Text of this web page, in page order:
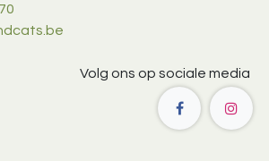
Volg ons op sociale media